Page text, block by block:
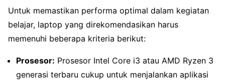
Untuk memastikan performa optimal dalam kegiatan
belajar, laptop yang direkomendasikan harus
memenuhi beberapa kriteria berikut:
Prosesor: Prosesor Intel Core i3 atau AMD Ryzen 3
generasi terbaru cukup untuk menjalankan aplikasi